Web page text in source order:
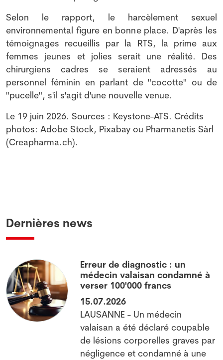
Selon le rapport, le harcèlement sexuel
environnemental figure en bonne place. D'après les
témoignages recueillis par la RTS, la prime aux
femmes jeunes et jolies serait une réalité. Des
chirurgiens cadres se seraient adressés au
personnel féminin en parlant de "cocotte" ou de
"pucelle", s'il s'agit d'une nouvelle venue.
Le 19 juin 2026. Sources : Keystone-ATS. Crédits
photos: Adobe Stock, Pixabay ou Pharmanetis Sàrl
(Creapharma.ch).
Dernières news
Erreur de diagnostic : un
médecin valaisan condamné à
verser 100'000 francs
15.07.2026
LAUSANNE - Un médecin
valaisan a été déclaré coupable
de lésions corporelles graves par
négligence et condamné à une